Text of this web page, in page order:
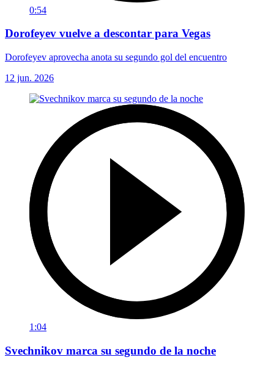
0:54
Dorofeyev vuelve a descontar para Vegas
Dorofeyev aprovecha anota su segundo gol del encuentro
12 jun. 2026
1:04
Svechnikov marca su segundo de la noche